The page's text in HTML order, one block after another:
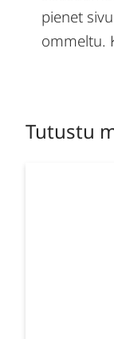
pienet
ommeltu.
Tutustu